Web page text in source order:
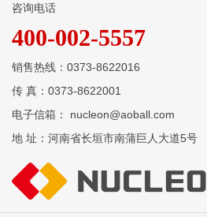
咨询电话
400-002-5557
销售热线：0373-8622016
传 真：0373-8622001
电子信箱： nucleon@aoball.com
地 址：河南省长垣市南蒲巨人大道5号